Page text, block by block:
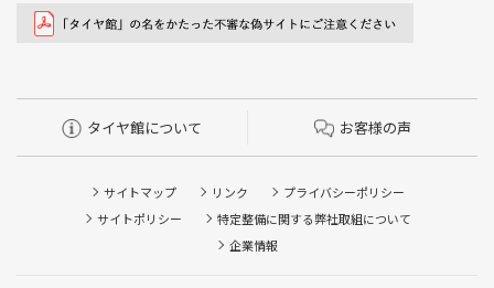
タイヤ館について お客様の声
サイトマップ リンク
プライバシーポリシー
サイトポリシー
特定整備に関する弊社取組について
企業情報